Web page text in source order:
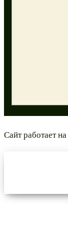
Сайт работает на